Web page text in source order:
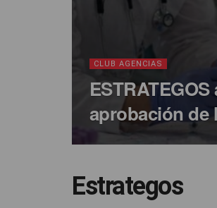
CLUB AGENCIAS
aprobación de
Estrategos